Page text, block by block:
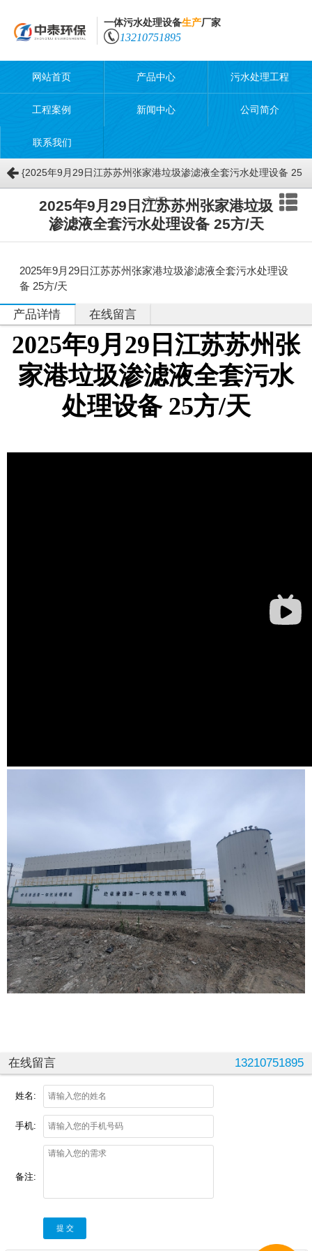
一体污水处理设备生产厂家
13210751895
网站首页 产品中心 污水处理工程
工程案例 新闻中心 公司简介
联系我们
{2025年9月29日江苏苏州张家港垃圾渗滤液全套污水处理设备 25
方/天
2025年9月29日江苏苏州张家港垃圾
渗滤液全套污水处理设备 25方/天
2025年9月29日江苏苏州张家港垃圾渗滤液全套污水处理设
备 25方/天
产品详情 在线留言
2025年9月29日江苏苏州张
家港垃圾渗滤液全套污水
处理设备 25方/天
在线留言 13210751895
姓名:
手机:
备注:
提 交